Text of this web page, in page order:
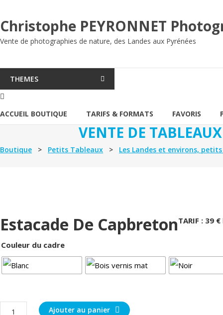
au
contenu
Christophe PEYRONNET
Vente de photographies de nature, des Landes aux Pyrénées
THEMES
ACCUEIL BOUTIQUE TARIFS & FORMATS FAVORIS
VENTE DE
Boutique > Petits Tableaux > Les Landes et environs,
Estacade De CapbretonTARIF : 39 €
Couleur du cadre
quantité
Ajouter au panier